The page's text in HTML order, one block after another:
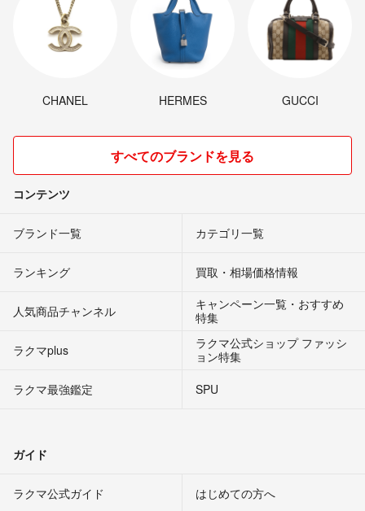
CHANEL HERMES GUCCI
すべてのブランドを見る
コンテンツ
ブランド一覧 カテゴリ一覧
ランキング 買取・相場価格情報
人気商品チャンネル
キャンペーン一覧・おすすめ
特集
ラクマplus
ラクマ公式ショップ ファッシ
ョン特集
ラクマ最強鑑定
SPU
ガイド
ラクマ公式ガイド はじめての方へ